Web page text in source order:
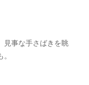
見事な手さばきを眺